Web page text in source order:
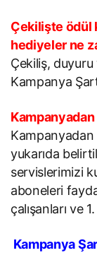
Çekilişte ödül
hediyeler ne
Çekiliş, duyuru
Kampanya
Kampanyadan
yukarıda
servislerimizi
aboneleri
çalışanları ve
Kampanya